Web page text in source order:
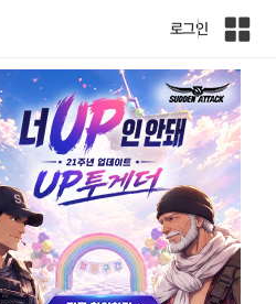
로그인
인
전
사
이
트